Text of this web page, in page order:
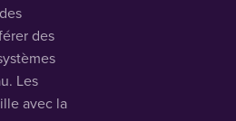
des
Les
avec la